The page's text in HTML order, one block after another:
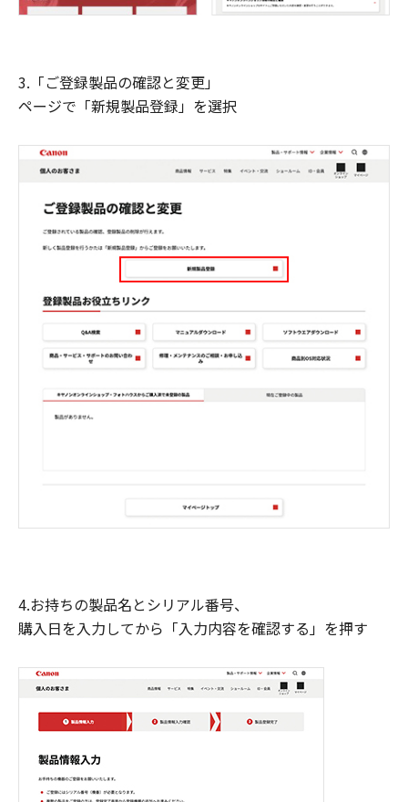
3.「ご登録製品の確認と変更」
ページで「新規製品登録」を選択
4.お持ちの製品名とシリアル番号、
購入日を入力してから「入力内容を確認する」を押す